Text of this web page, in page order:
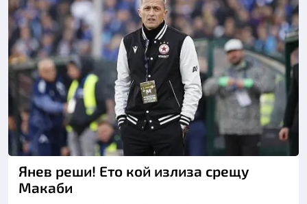
Янев реши! Ето кой излиза срещу
Макаби